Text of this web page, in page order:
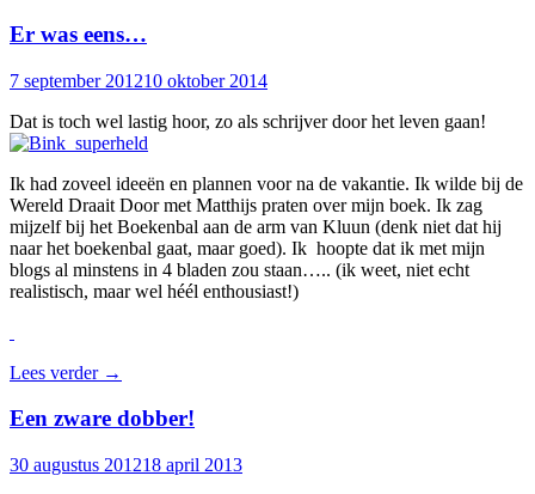
Er was eens…
7 september 201210 oktober 2014
Dat is toch wel lastig hoor, zo als schrijver door het leven gaan!
Ik had zoveel ideeën en plannen voor na de vakantie. Ik wilde bij de
Wereld Draait Door met Matthijs praten over mijn boek. Ik zag
mijzelf bij het Boekenbal aan de arm van Kluun (denk niet dat hij
naar het boekenbal gaat, maar goed). Ik hoopte dat ik met mijn
blogs al minstens in 4 bladen zou staan….. (ik weet, niet echt
realistisch, maar wel héél enthousiast!)
Lees verder →
Een zware dobber!
30 augustus 201218 april 2013